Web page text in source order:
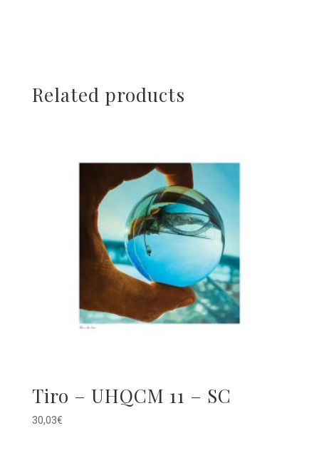
Related products
Tiro – UHQCM 11 – SC
30,03€